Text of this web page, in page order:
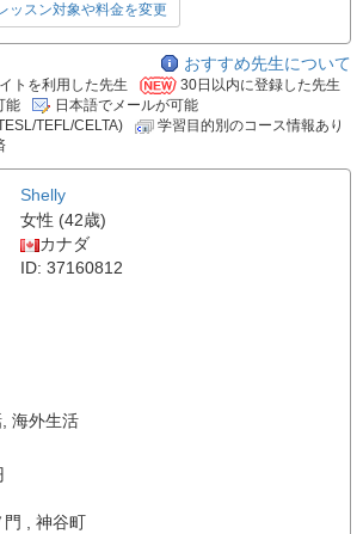
ッスン対象や料金を変更
おすすめ先生について
トを利用した先生
30日以内に登録した先生
能
日本語でメールが可能
TEFL/CELTA)
学習目的別のコース情報あり
Shelly
女性 (42歳)
カナダ
ID: 37160812
, 海外生活
門 , 神谷町